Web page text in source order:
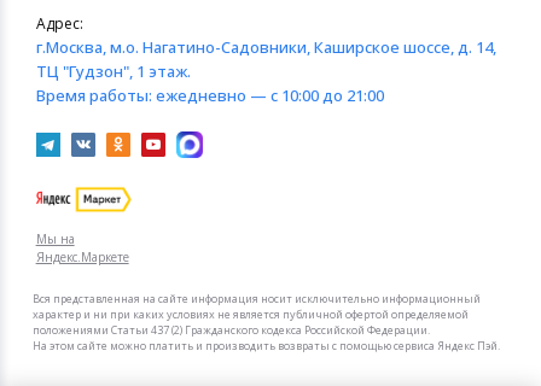
Мы на
Яндекс.Маркете
Адрес:
г.Москва, м.о. Нагатино-Садовники, Каширское шоссе, д. 14,
ТЦ "Гудзон", 1 этаж.
Время работы: ежедневно — с 10:00 до 21:00
Вся представленная на сайте информация носит исключительно информационный
характер и ни при каких условиях не является публичной офертой определяемой
положениями Статьи 437 (2) Гражданского кодекса Российской Федерации.
На этом сайте можно платить и производить возвраты с помощью сервиса Яндекс Пэй.